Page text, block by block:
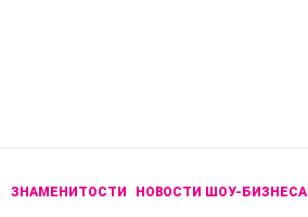
ЗНАМЕНИТОСТИ НОВОСТИ ШОУ-БИЗНЕСА